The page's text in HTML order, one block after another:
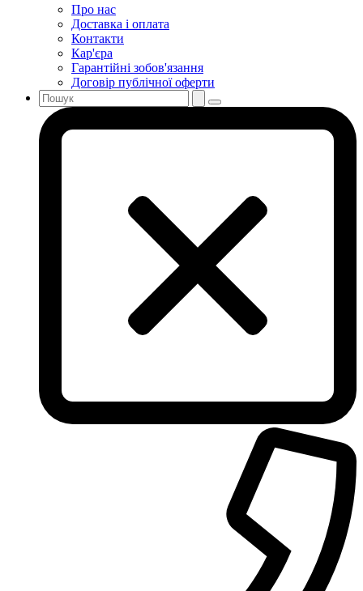
Про нас
Доставка і оплата
Контакти
Кар'єра
Гарантійні зобов'язання
Договір публічної оферти